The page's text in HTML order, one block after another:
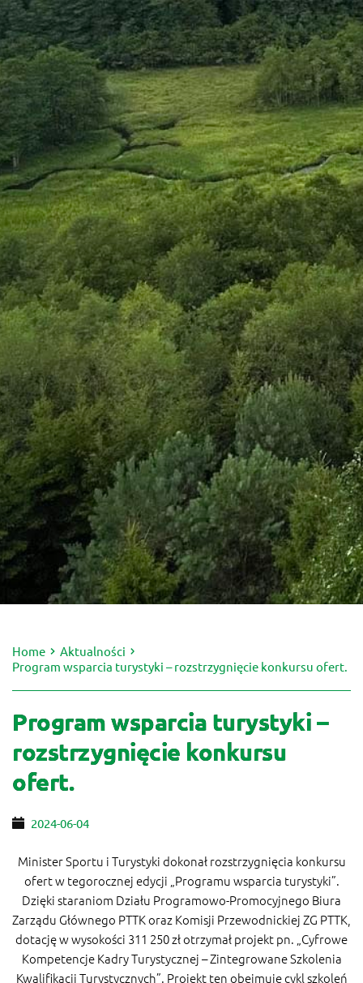
Home
Aktualności
Program wsparcia turystyki – rozstrzygnięcie konkursu ofert.
Program wsparcia turystyki –
rozstrzygnięcie konkursu
ofert.
2024-06-04
Minister Sportu i Turystyki dokonał rozstrzygnięcia konkursu
ofert w tegorocznej edycji „Programu wsparcia turystyki”.
Dzięki staraniom Działu Programowo-Promocyjnego Biura
Zarządu Głównego PTTK oraz Komisji Przewodnickiej ZG PTTK,
dotację w wysokości 311 250 zł otrzymał projekt pn. „Cyfrowe
Kompetencje Kadry Turystycznej – Zintegrowane Szkolenia
Kwalifikacji Turystycznych”. Projekt ten obejmuje cykl szkoleń